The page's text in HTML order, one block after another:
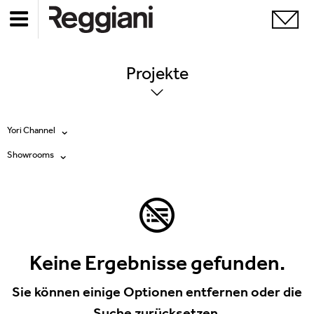
Projekte
Yori Channel
Alle Produkte
Mood Evo
Traceline System
Showrooms
Keine Ergebnisse gefunden.
Sie können einige Optionen entfernen oder die